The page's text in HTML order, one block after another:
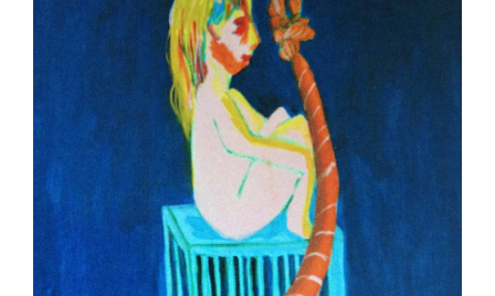
受講生・修了生の活動
展覧会アーカイブ
講座レポート
連載・コラム